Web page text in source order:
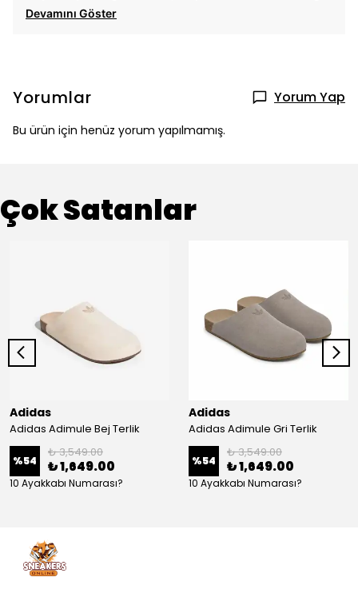
Devamını Göster
Yorumlar Yorum Yap
Bu ürün için henüz yorum yapılmamış.
Çok Satanlar
Adidas
Adidas Adimule Bej Terlik
%54
₺ 3,549.00
₺ 1,649.00
10 Ayakkabı Numarası?
Adidas
Adidas Adimule Gri Terlik
%54
₺ 3,549.00
₺ 1,649.00
10 Ayakkabı Numarası?